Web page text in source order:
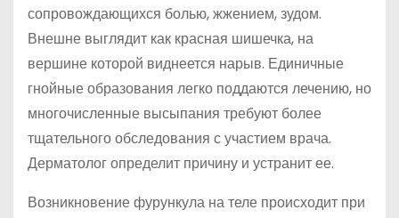
сопровождающихся болью, жжением, зудом.
Внешне выглядит как красная шишечка, на
вершине которой виднеется нарыв. Единичные
гнойные образования легко поддаются лечению, но
многочисленные высыпания требуют более
тщательного обследования с участием врача.
Дерматолог определит причину и устранит ее.
Возникновение фурункула на теле происходит при